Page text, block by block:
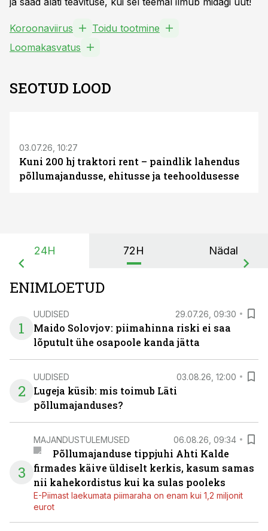
Koroonaviirus
Toidu tootmine
Loomakasvatus
SEOTUD LOOD
03.07.26, 10:27
Kuni 200 hj traktori rent – paindlik lahendus
põllumajandusse, ehitusse ja teehooldusesse
24H 72H Nädal
ENIMLOETUD
1
UUDISED 29.07.26, 09:30
Maido Solovjov: piimahinna riski ei saa
lõputult ühe osapoole kanda jätta
2
UUDISED 03.08.26, 12:00
Lugeja küsib: mis toimub Läti
põllumajanduses?
3
MAJANDUSTULEMUSED 06.08.26, 09:34
Põllumajanduse tippjuhi Ahti Kalde
firmades käive üldiselt kerkis, kasum samas
nii kahekordistus kui ka sulas pooleks
E-Piimast laekumata piimaraha on enam kui 1,2 miljonit
eurot